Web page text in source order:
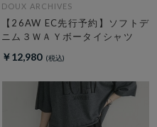
DOUX ARCHIVES
【26AW EC先行予約】ソフトデ
ニム３ＷＡＹボータイシャツ
￥12,980